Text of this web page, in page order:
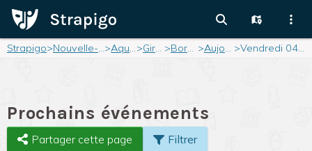
Strapigo> Nouvelle-Aquitaine> Aquitaine> Gironde > Bordeaux > Aujourd'hui > Vendredi 04 juillet 2025
Prochains événements
Partager cette page Filtrer